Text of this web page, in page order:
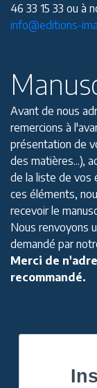
46 33 15 33 ou à
info@editions-
Avant de nous
remercions à
présentation de
des matières...),
de la liste de vos
ces éléments,
recevoir le
Nous renvoyons
demandé par
Merci de
recommandé.